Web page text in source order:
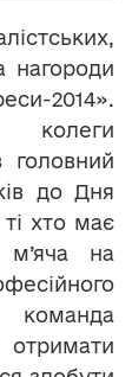
нагороди
2014».
колеги
до Дня
хто має
на